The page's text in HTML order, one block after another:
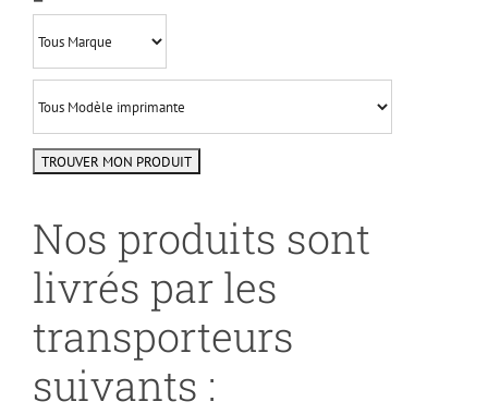
Nos produits sont
livrés par les
transporteurs
suivants :